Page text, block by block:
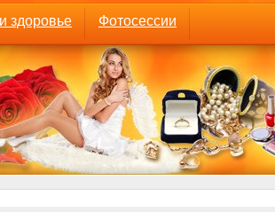
здоровье Фотосессии